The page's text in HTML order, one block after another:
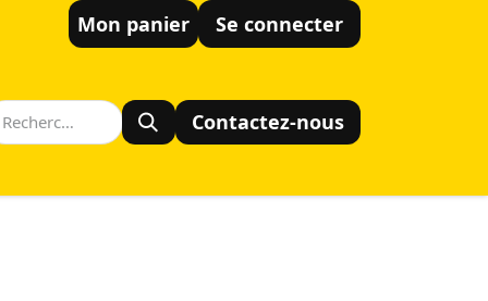
Mon panier Se connecter
Contactez-nous